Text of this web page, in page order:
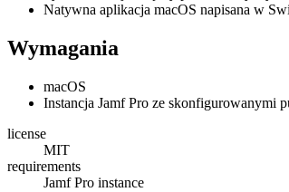
Natywna aplikacja macOS napisana w
Wymagania
macOS
Instancja Jamf Pro ze skonfigurowanymi
license
MIT
requirements
Jamf Pro instance